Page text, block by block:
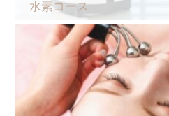
水素コース